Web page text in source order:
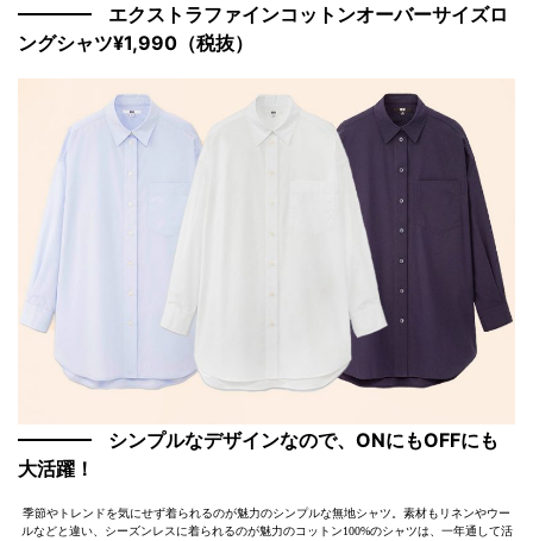
エクストラファインコットンオーバーサイズロ
ングシャツ¥1,990（税抜）
シンプルなデザインなので、ONにもOFFにも
大活躍！
季節やトレンドを気にせず着られるのが魅力のシンプルな無地シャツ。素材もリネンやウー
ルなどと違い、シーズンレスに着られるのが魅力のコットン100%のシャツは、一年通して活